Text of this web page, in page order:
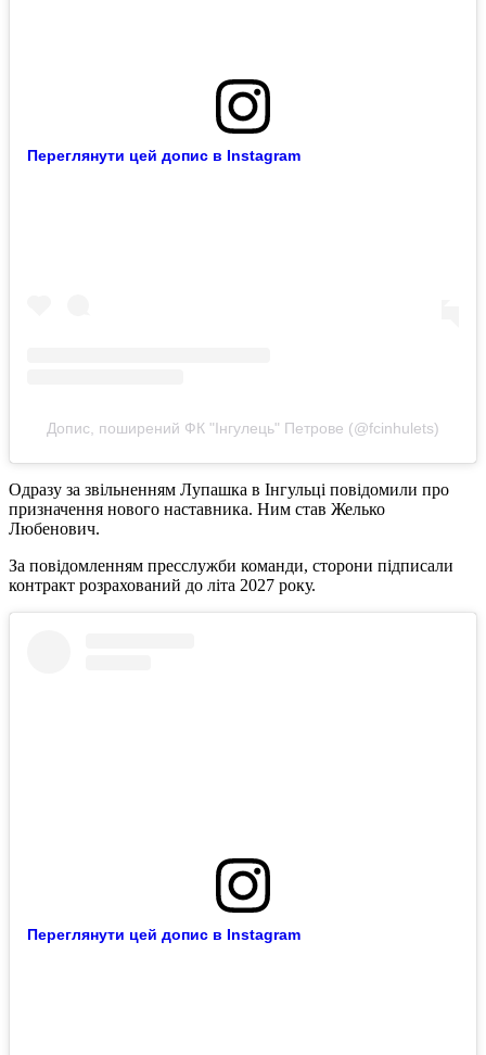
Переглянути цей допис в Instagram
Допис, поширений ФК "Інгулець" Петрове (@fcinhulets)
Одразу за звільненням Лупашка в Інгульці повідомили про
призначення нового наставника. Ним став Желько
Любенович.
За повідомленням пресслужби команди, сторони підписали
контракт розрахований до літа 2027 року.
Переглянути цей допис в Instagram